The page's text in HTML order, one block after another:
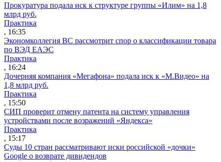
Прокуратура подала иск к структуре группы «Илим» на 1,8
млрд руб.
Практика
, 16:35
Экономколлегия ВС рассмотрит спор о классификации товара
по ВЭД ЕАЭС
Практика
, 16:24
Дочерняя компания «Мегафона» подала иск к «М.Видео» на
1,8 млрд руб.
Практика
, 15:50
СИП проверит отмену патента на систему управления
устройствами после возражений «Яндекса»
Практика
, 15:17
Суды 10 стран рассматривают иски российской «дочки»
Google о возврате дивидендов